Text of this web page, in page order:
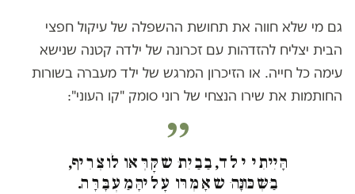
גם מי שלא חווה את תחושת ההשפלה של עיקול חפצי
הבית יצליח להזדהות עם זכרונה של ילדה קטנה שנישא
עימה כל חייה. או הזיכרון המרגש של ילד מעברה בשורות
החותמות את שירו הנצחי של רוני סומק "קו העוני":
הָּ יִיתִ י י ל ד, בַ בַ יִת ׁ ש קָּ רְּ אּו לֹו צְּ רִ יף,
בַ ׁשְּ כּונָּה ׁ ש אָּ מְּ רּו עָּ ל יהָּ מַ עְּ בָּ רָּ ה.